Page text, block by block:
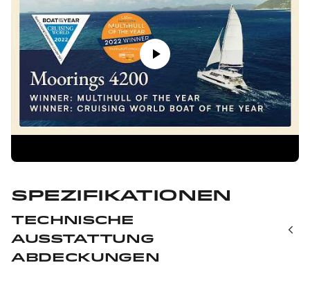
Spezifikationen
Technische
Ausstattung
Abdeckungen